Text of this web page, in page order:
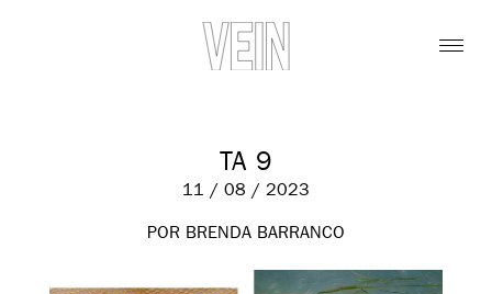
TA 9
11 / 08 / 2023
POR BRENDA BARRANCO